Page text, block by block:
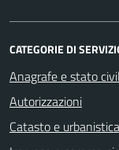
CATEGORIE DI
Anagrafe e stato
Autorizzazioni
Catasto e urbanistica